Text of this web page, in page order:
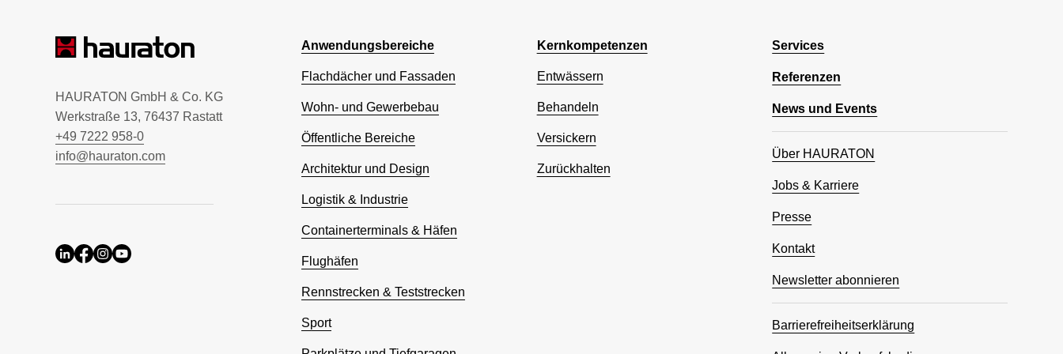
HAURATON GmbH & Co. KG
Werkstraße 13, 76437 Rastatt
+49 7222 958-0
info@hauraton.com
Anwendungsbereiche
Flachdächer und Fassaden
Wohn- und Gewerbebau
Öffentliche Bereiche
Architektur und Design
Logistik & Industrie
Containerterminals & Häfen
Flughäfen
Rennstrecken & Teststrecken
Sport
Kernkompetenzen
Entwässern
Behandeln
Versickern
Zurückhalten
Services
Referenzen
News und Events
Über HAURATON
Jobs & Karriere
Presse
Kontakt
Newsletter abonnieren
Barrierefreiheitserklärung